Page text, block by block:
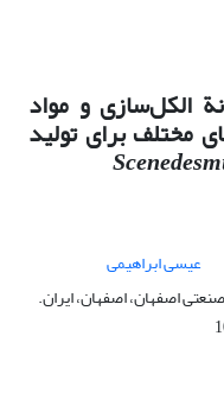
الکل‌سازی و مواد
برای تولید
عیسی ابراهیمی
اصفهان، اصفهان، ایران.